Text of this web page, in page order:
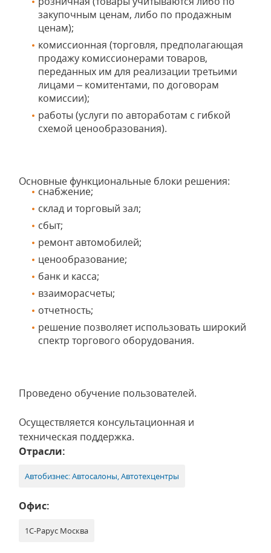
закупочным ценам, либо по продажным
ценам);
комиссионная (торговля, предполагающая
продажу комиссионерами товаров,
переданных им для реализации третьими
лицами – комитентами, по договорам
комиссии);
работы (услуги по автоработам с гибкой
схемой ценообразования).
Основные функциональные блоки решения:
снабжение;
склад и торговый зал;
сбыт;
ремонт автомобилей;
ценообразование;
банк и касса;
взаиморасчеты;
отчетность;
решение позволяет использовать широкий
спектр торгового оборудования.
Проведено обучение пользователей.
Осуществляется консультационная и
техническая поддержка.
Отрасли:
Автобизнес: Автосалоны, Автотехцентры
Офис:
1С-Рарус Москва